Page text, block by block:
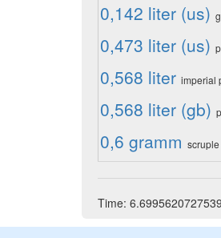
0,142 liter (us)
0,473 liter (us)
0,568 liter imperial
0,568 liter (gb)
0,6 gramm scruple
Time: